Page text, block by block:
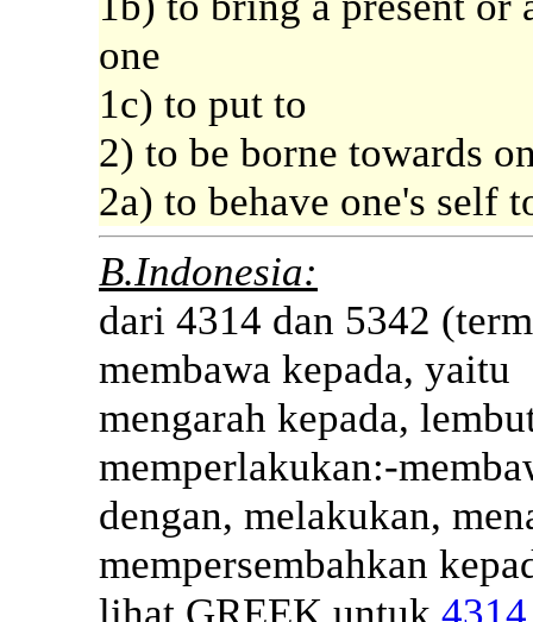
one
1c) to put to
2) to be borne towards
2a) to behave one's self
B.Indonesia:
dari 4314 dan 5342
membawa kepada, yaitu
mengarah kepada,
memperlakukan:-
dengan, melakukan,
mempersembahkan